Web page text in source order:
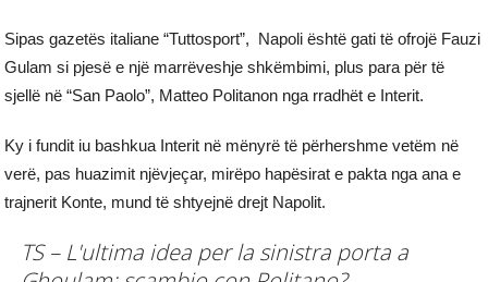
Sipas gazetës italiane “Tuttosport”, Napoli është gati të ofrojë Fauzi
Gulam si pjesë e një marrëveshje shkëmbimi, plus para për të
sjellë në “San Paolo”, Matteo Politanon nga rradhët e Interit.
Ky i fundit iu bashkua Interit në mënyrë të përhershme vetëm në
verë, pas huazimit njëvjeçar, mirëpo hapësirat e pakta nga ana e
trajnerit Konte, mund të shtyejnë drejt Napolit.
TS – L'ultima idea per la sinistra porta a